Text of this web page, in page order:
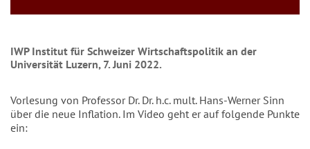
IWP Institut für Schweizer Wirtschaftspolitik an der
Universität Luzern, 7. Juni 2022.
Vorlesung von Professor Dr. Dr. h.c. mult. Hans-Werner Sinn
über die neue Inflation. Im Video geht er auf folgende Punkte
ein: